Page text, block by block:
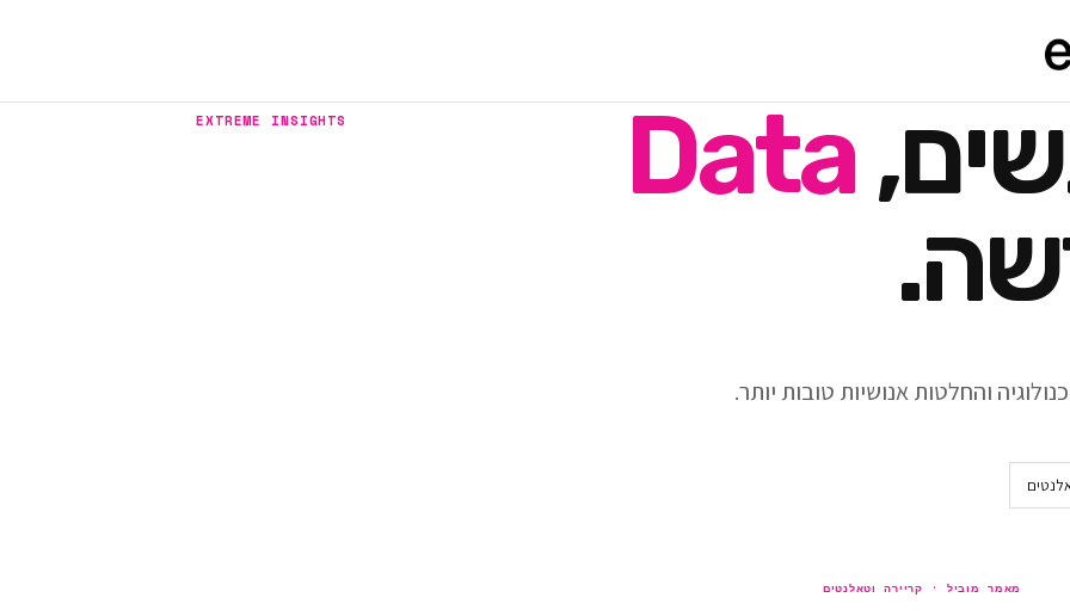
Data
EXTREME INSIGHTS
והחלטות אנושיות טובות יותר.
מאמר מוביל · קריירה וטאלנטים